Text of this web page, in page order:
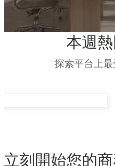
本週
探索平台上
立刻開始您的